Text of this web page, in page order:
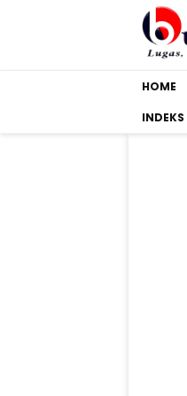
HOME
INDEKS